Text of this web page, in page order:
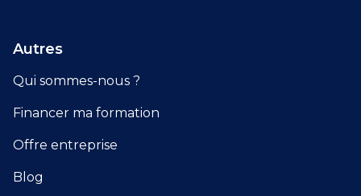
Autres
Qui sommes-nous ?
Financer ma formation
Offre entreprise
Blog